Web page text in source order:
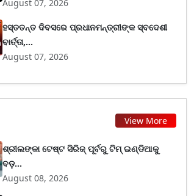
August 07, 2026
ହସ୍ତତନ୍ତ ଦିବସରେ ପ୍ରଧାନମନ୍ତ୍ରୀଙ୍କ ସ୍ବଦେଶୀ
ବାର୍ତ୍ତା,...
August 07, 2026
View More
ଶ୍ରୀଲଙ୍କା ଟେଷ୍ଟ ସିରିଜ୍‌ ପୂର୍ବରୁ ଟିମ୍‌ ଇଣ୍ଡିଆକୁ
ବଡ଼...
August 08, 2026